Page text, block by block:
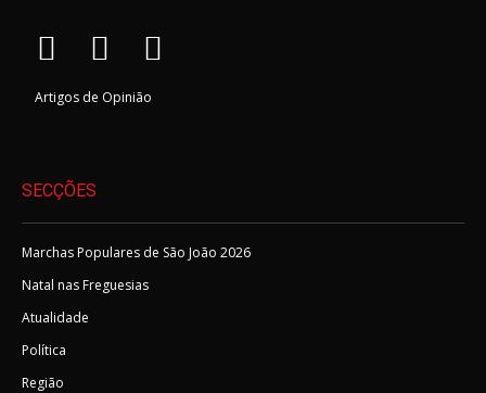
Artigos de Opinião
SECÇÕES
Marchas Populares de São João 2026
Natal nas Freguesias
Atualidade
Política
Região